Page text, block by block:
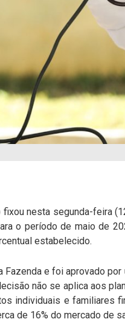
nesta segunda-feira
o período de maio de
estabelecido.
e foi aprovado
não se aplica aos
individuais e familiares
de 16% do mercado de